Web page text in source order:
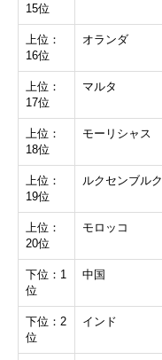
15位
上位：
16位
オランダ
上位：
17位
マルタ
上位：
18位
モーリシャス
上位：
19位
ルクセンブルク
上位：
20位
モロッコ
下位：1
位
中国
下位：2
位
インド